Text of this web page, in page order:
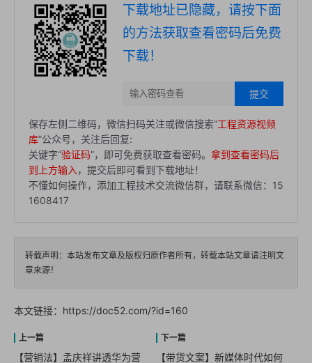
下载地址已隐藏，请按下面
的方法获取查看密码后免费
下载！
提交
保存左侧二维码，微信扫码关注或微信搜索“工程资源视频
库”公众号，关注后回复:
关键字“验证码”，即可免费获取查看密码。 拿到查看密码后
到上方输入 ，提交后即可看到下载地址！
不懂如何操作，添加工程技术交流微信群，请联系微信：15
1608417
转载声明：本站发布文章及版权归原作者所有，转载本站文章请注明文
章来源！
本文链接： https://doc52.com/?id=160
【营销法】孟庆祥讲透华为营
【带货文案】新媒体时代如何